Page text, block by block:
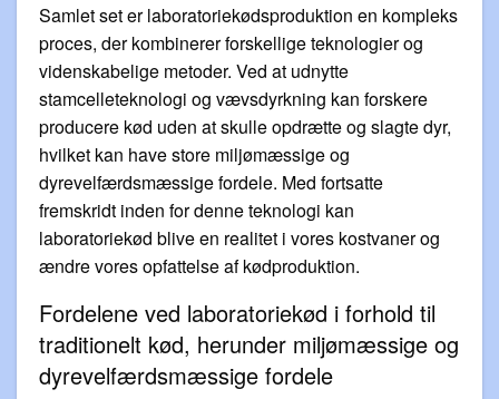
Samlet set er laboratoriekødsproduktion en kompleks
proces, der kombinerer forskellige teknologier og
videnskabelige metoder. Ved at udnytte
stamcelleteknologi og vævsdyrkning kan forskere
producere kød uden at skulle opdrætte og slagte dyr,
hvilket kan have store miljømæssige og
dyrevelfærdsmæssige fordele. Med fortsatte
fremskridt inden for denne teknologi kan
laboratoriekød blive en realitet i vores kostvaner og
ændre vores opfattelse af kødproduktion.
Fordelene ved laboratoriekød i forhold til
traditionelt kød, herunder miljømæssige og
dyrevelfærdsmæssige fordele